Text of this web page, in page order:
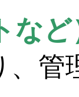
など
、管